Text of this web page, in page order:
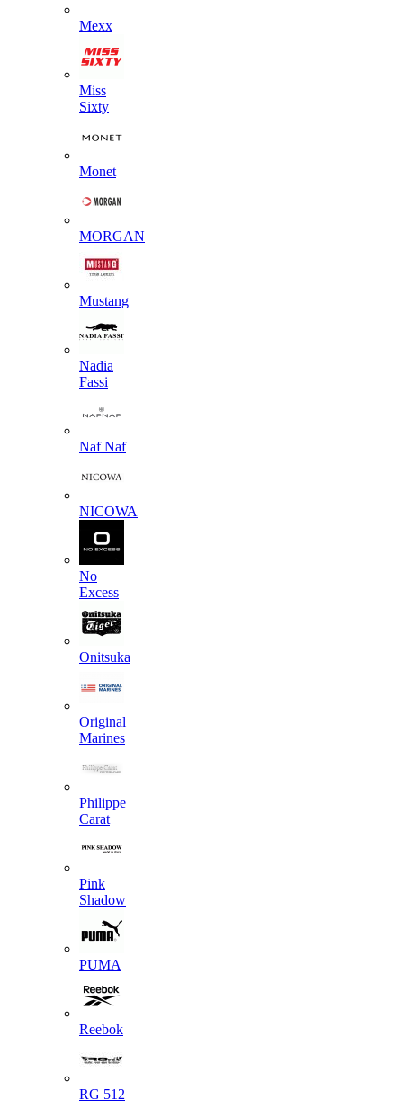
Mexx
Miss
Sixty
Monet
MORGAN
Mustang
Nadia
Fassi
Naf Naf
NICOWA
No
Excess
Onitsuka
Original
Marines
Philippe
Carat
Pink
Shadow
PUMA
Reebok
RG 512